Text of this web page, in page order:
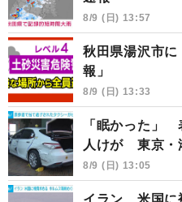
8/9 (日) 13:57
秋田県湯沢市
報」
8/9 (日) 13:33
「眠かった」
人けが 東京・
8/9 (日) 13:05
イラン 米国に